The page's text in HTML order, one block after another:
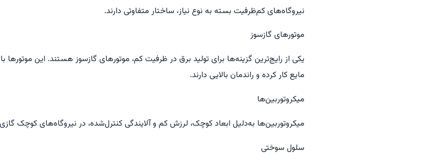
نیروگاه‌های کم‌ظرفیت بسته به نوع نیاز، ساختار متفاوتی دارند.
موتورهای گازسوز
یکی از رایج‌ترین گزینه‌ها برای تولید برق در ظرفیت کم، موتورهای گازسوز هستند. این موتورها
مایع کار کرده و راندمان بالایی دارند.
میکروتوربین‌ها
میکروتوربین‌ها به‌دلیل ابعاد کوچک، لرزش کم و آلایندگی کنترل‌شده، در نیروگاه‌های کوچک
سلول سوختی